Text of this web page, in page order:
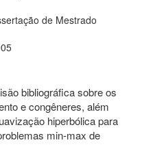
de Mestrado
bibliográfica sobre os
e congêneres, além
hiperbólica para
min-max de